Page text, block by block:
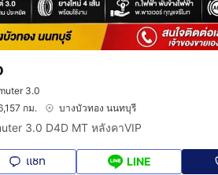
3.0
กม. บางบัวทอง นนทบุรี
3.0 D4D MT หลังคาVIP
แชท LINE